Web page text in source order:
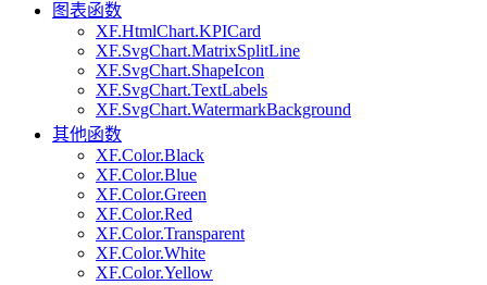
图表函数
XF.HtmlChart.KPICard
XF.SvgChart.MatrixSplitLine
XF.SvgChart.ShapeIcon
XF.SvgChart.TextLabels
XF.SvgChart.WatermarkBackground
其他函数
XF.Color.Black
XF.Color.Blue
XF.Color.Green
XF.Color.Red
XF.Color.Transparent
XF.Color.White
XF.Color.Yellow